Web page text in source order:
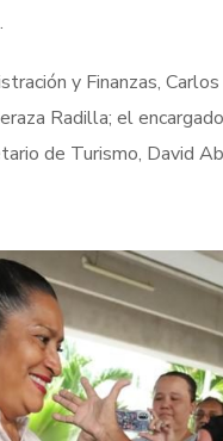
y Finanzas,
Radilla; el
de Turismo, David